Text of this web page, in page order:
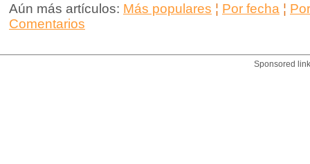
Aún más artículos: Más populares ¦ Por fecha ¦
Comentarios
Sponsored